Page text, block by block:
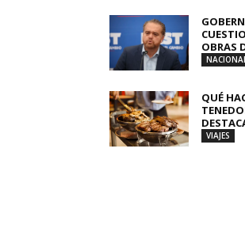
OBRAS
QUÉ
VIAJES